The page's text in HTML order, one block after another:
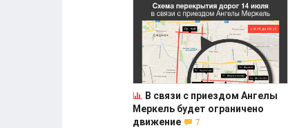
В связи с приездом Ангелы
Меркель будет ограничено
движение
7